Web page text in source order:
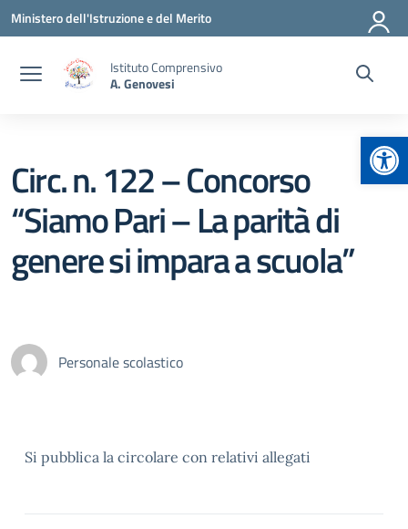
Vai ai contenuti
Vai al menu di navigazione
Vai al footer
Ministero dell'Istruzione e del Merito
Istituto Comprensivo
A. Genovesi
Circ. n. 122 – Concorso
“Siamo Pari – La parità di
genere si impara a scuola”
Personale scolastico
Si pubblica la circolare con relativi allegati